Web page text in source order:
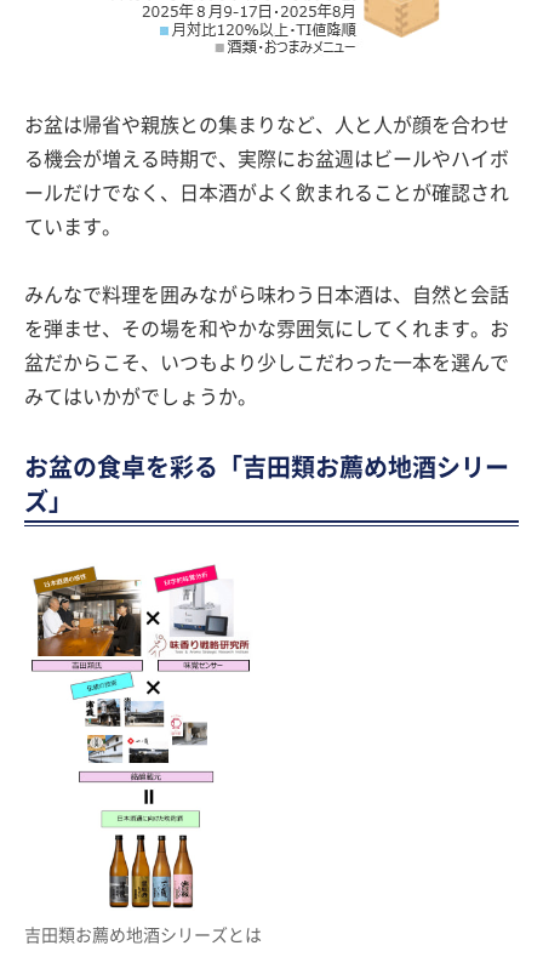
お盆は帰省や親族との集まりなど、人と人が顔を合わせ
る機会が増える時期で、実際にお盆週はビールやハイボ
ールだけでなく、日本酒がよく飲まれることが確認され
ています。
みんなで料理を囲みながら味わう日本酒は、自然と会話
を弾ませ、その場を和やかな雰囲気にしてくれます。お
盆だからこそ、いつもより少しこだわった一本を選んで
みてはいかがでしょうか。
お盆の食卓を彩る「吉田類お薦め地酒シリー
ズ」
吉田類お薦め地酒シリーズとは